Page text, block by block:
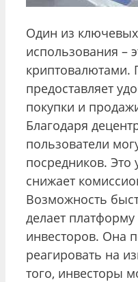
Один из
использования –
криптовалютами.
предоставляет
покупки и
Благодаря
пользователи
посредников.
снижает
Возможность
делает
инвесторов. Она
реагировать на
того, инвесторы